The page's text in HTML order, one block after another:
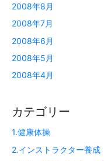
2008年8月
2008年7月
2008年6月
2008年5月
2008年4月
カテゴリー
1.健康体操
2.インストラクター養成